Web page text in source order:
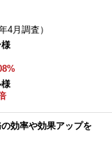
4月調査）
様
様
効率や効果アップを